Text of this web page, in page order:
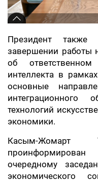
Президент
завершении работы
об ответственном
интеллекта в
основные
интеграционного
технологий
экономики.
Касым-
очередному
экономического